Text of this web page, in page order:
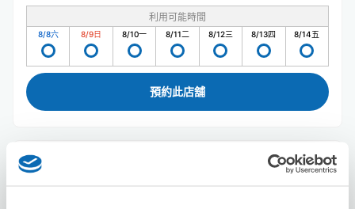
利用可能時間
8/8六 8/9日 8/10一 8/11二 8/12三 8/13四 8/14五
預約此店舖
Seven-Eleven Nishinomiya Kita